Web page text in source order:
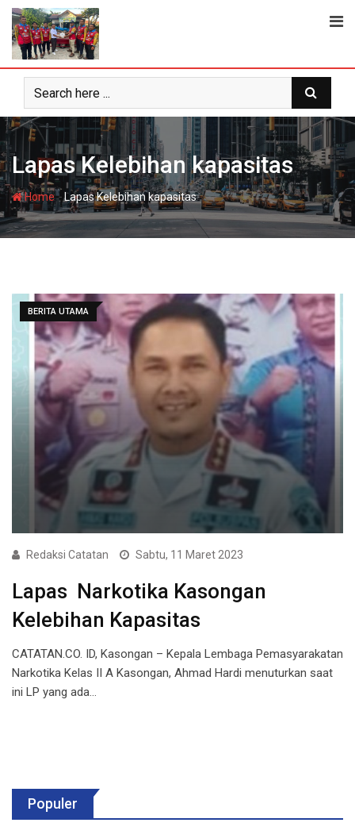
Skip
content
Lapas Kelebihan kapasitas
Home-Lapas Kelebihan kapasitas
BERITA UTAMA
Redaksi Catatan Sabtu, 11 Maret 2023
Lapas Narkotika Kasongan
Kelebihan Kapasitas
CATATAN.CO. ID, Kasongan – Kepala Lembaga Pemasyarakatan
Narkotika Kelas II A Kasongan, Ahmad Hardi menuturkan saat
ini LP yang ada…
Populer